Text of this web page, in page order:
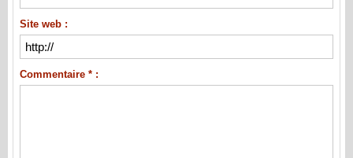
Site web :
Commentaire * :